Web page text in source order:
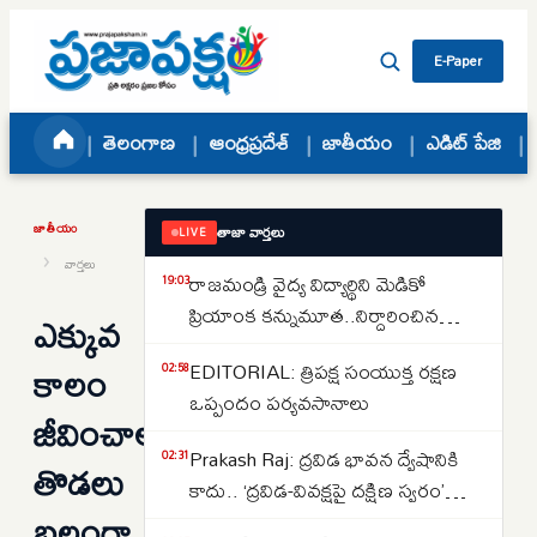
Skip to content
E-Paper
తెలంగాణ ఆంధ్రప్రదేశ్ జాతీయం ఎడిట్ పేజి
జాతీయం
› వార్తలు
ఎక్కువ
కాలం
జీవించాలనుకుంటున్నారా?
తొడలు
LIVE తాజా వార్తలు
19:03రాజమండ్రి వైద్య విద్యార్థిని మెడికో
ప్రియాంక కన్నుమూత..నిర్దారించిన
02:58EDITORIAL: త్రిపక్ష సంయుక్త రక్షణ
ఒప్పందం పర్యవసానాలు
02:31Prakash Raj: ద్రవిడ భావన ద్వేషానికి
కాదు.. ‘ద్రవిడ-వివక్షపై దక్షిణ స్వరం’